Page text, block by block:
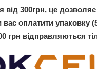
300грн, це
оплатити упаковку
грн відправляються